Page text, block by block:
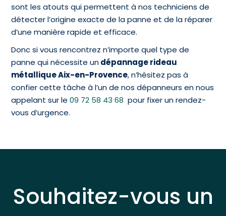
sont les atouts qui permettent à nos techniciens de
détecter l’origine exacte de la panne et de la réparer
d’une manière rapide et efficace.
Donc si vous rencontrez n’importe quel type de
panne qui nécessite undépannage rideau
métallique Aix-en-Provence, n’hésitez pas à
confier cette tâche à l’un de nos dépanneurs en nous
appelant sur le09 72 58 43 68 pour fixer un rendez-
vous d’urgence.
Souhaitez-vous un